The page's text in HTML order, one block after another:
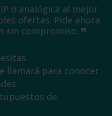
o analógica al mejor
ofertas. Pide ahora
sin compromiso.
llamará para conocer
de